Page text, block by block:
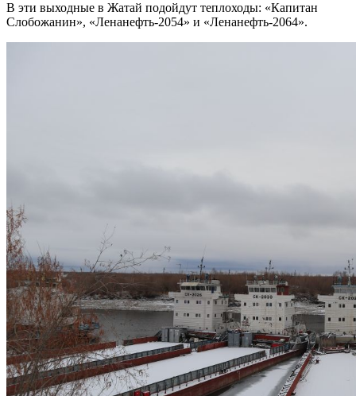
В эти выходные в Жатай подойдут теплоходы: «Капитан
Слобожанин», «Ленанефть-2054» и «Ленанефть-2064».